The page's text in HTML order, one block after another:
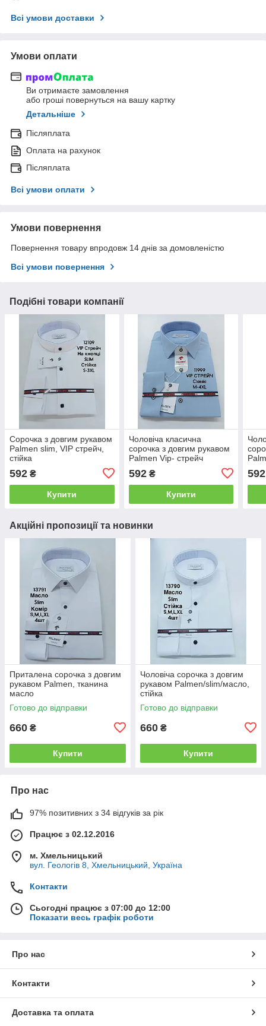
Всі умови доставки
Умови оплати
Ви отримаєте замовлення
або гроші повернуться на вашу картку
Детальніше
Післяплата
Оплата на рахунок
Післяплата
Всі умови оплати
Умови повернення
Повернення товару впродовж 14 днів за домовленістю
Всі умови повернення
Подібні товари компанії
Сорочка з довгим рукавом
Palmen slim, VIP стрейч,
стійка
592 ₴
Купити
Чоловіча класична
сорочка з довгим рукавом
Palmen Vip- стрейч
592₴
Купити
592
Акційні пропозиції та новинки
Приталена сорочка з довгим
рукавом Palmen, тканина
масло
Готово до відправки
660 ₴
Купити
Чоловіча сорочка з довгим
рукавом Palmen/slim/масло,
стійка
Готово до відправки
660 ₴
Купити
Про нас
97% позитивних з 34 відгуків за рік
Працює з 02.12.2016
м. Хмельницький
вул. Геологів 8, Хмельницький, Україна
Контакти
Сьогодні працює з 07:00 до 12:00
Показати весь графік роботи
Про нас
Контакти
Доставка та оплата